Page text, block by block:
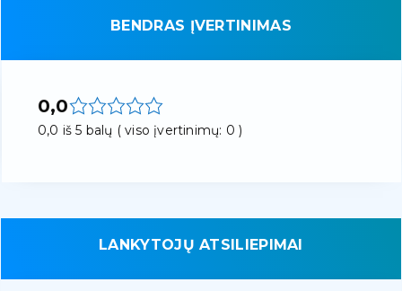
BENDRAS ĮVERTINIMAS
0,0
0,0 iš 5 balų ( viso įvertinimų: 0 )
LANKYTOJŲ ATSILIEPIMAI